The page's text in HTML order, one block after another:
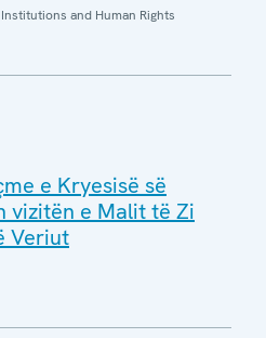
and Human Rights
e Kryesisë së
vizitën e Malit të Zi
Veriut